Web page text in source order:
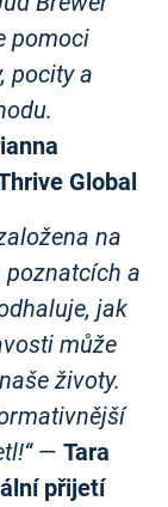
pomoci
pocity a
Global
na
poznatcích a
jak
může
životy.
— Tara
přijetí